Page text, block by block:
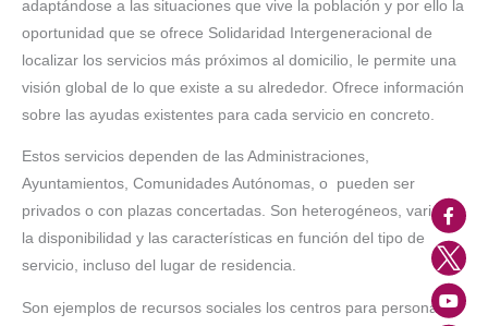
adaptándose a las situaciones que vive la población y por ello la
oportunidad que se ofrece Solidaridad Intergeneracional de
localizar los servicios más próximos al domicilio, le permite una
visión global de lo que existe a su alrededor. Ofrece información
sobre las ayudas existentes para cada servicio en concreto.
Estos servicios dependen de las Administraciones,
Ayuntamientos, Comunidades Autónomas, o pueden ser
privados o con plazas concertadas. Son heterogéneos, variando
la disponibilidad y las características en función del tipo de
servicio, incluso del lugar de residencia.
Son ejemplos de recursos sociales los centros para personas